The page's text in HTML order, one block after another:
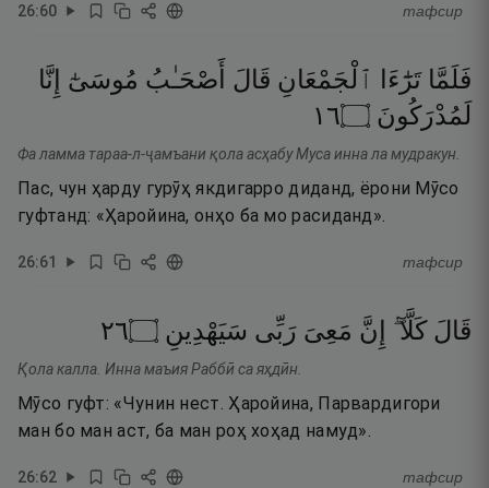
26:60 тафсир
فَلَمَّا تَرَٰٓءَا ٱلْجَمْعَانِ قَالَ أَصْحَـٰبُ مُوسَىٰٓ إِنَّا
لَمُدْرَكُونَ ۝٦١
Фа ламма тараа-л-ҷамъани қола асҳабу Муса инна ла мудракун.
Пас, чун ҳарду гурӯҳ якдигарро диданд, ёрони Мӯсо
гуфтанд: «Ҳаройина, онҳо ба мо расиданд».
26:61 тафсир
قَالَ كَلَّآ ۖ إِنَّ مَعِىَ رَبِّى سَيَهْدِينِ ۝٦٢
Қола калла. Инна маъия Раббӣ са яҳдӣн.
Мӯсо гуфт: «Чунин нест. Ҳаройина, Парвардигори
ман бо ман аст, ба ман роҳ хоҳад намуд».
26:62 тафсир